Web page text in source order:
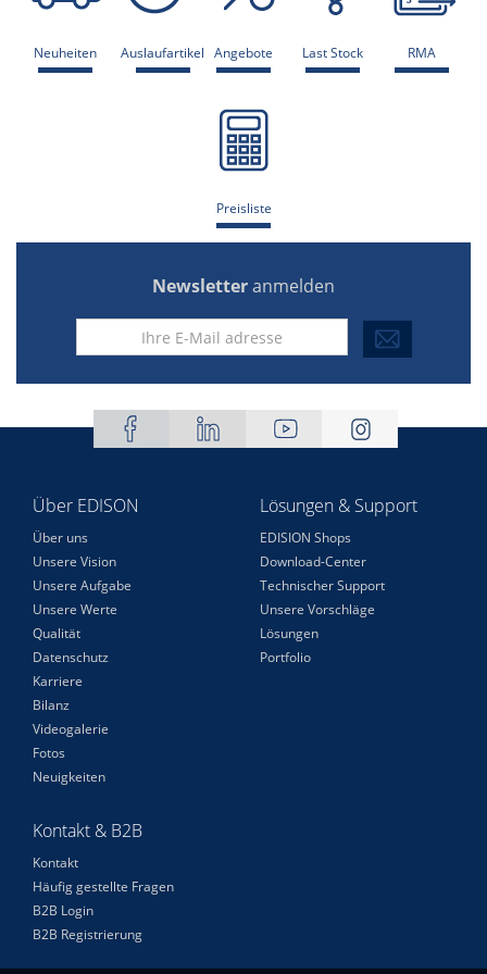
Neuheiten Auslaufartikel Angebote Last Stock RMA
Preisliste
Newsletteranmelden
Über EDISON
Über uns
Unsere Vision
Unsere Aufgabe
Unsere Werte
Qualität
Datenschutz
Karriere
Bilanz
Videogalerie
Fotos
Neuigkeiten
Lösungen & Support
EDISION Shops
Download-Center
Technischer Support
Unsere Vorschläge
Lösungen
Portfolio
Kontakt & B2B
Kontakt
Häufig gestellte Fragen
B2B Login
B2B Registrierung